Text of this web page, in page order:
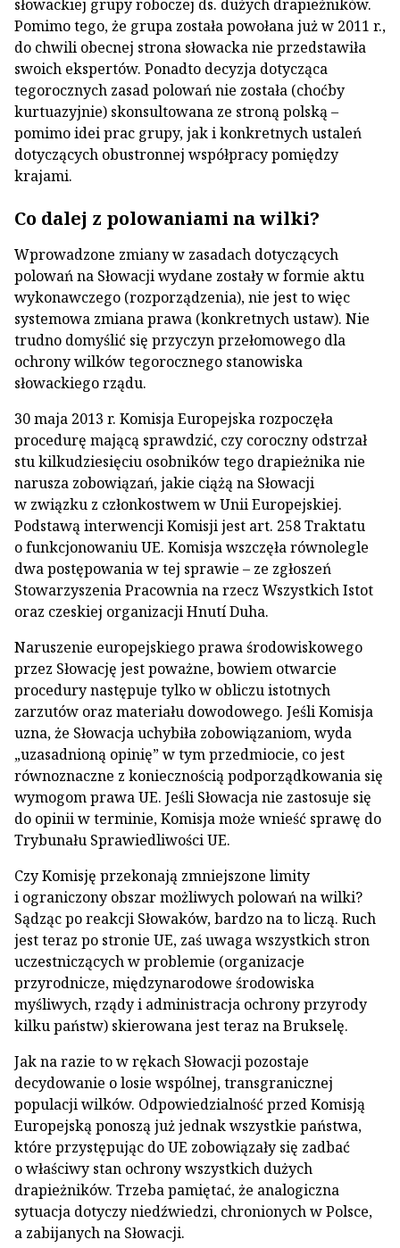
słowackiej grupy roboczej ds. dużych drapieżników.
Pomimo tego, że grupa została powołana już w 2011 r.,
do chwili obecnej strona słowacka nie przedstawiła
swoich ekspertów. Ponadto decyzja dotycząca
tegorocznych zasad polowań nie została (choćby
kurtuazyjnie) skonsultowana ze stroną polską –
pomimo idei prac grupy, jak i konkretnych ustaleń
dotyczących obustronnej współpracy pomiędzy
krajami.
Co dalej z polowaniami na wilki?
Wprowadzone zmiany w zasadach dotyczących
polowań na Słowacji wydane zostały w formie aktu
wykonawczego (rozporządzenia), nie jest to więc
systemowa zmiana prawa (konkretnych ustaw). Nie
trudno domyślić się przyczyn przełomowego dla
ochrony wilków tegorocznego stanowiska
słowackiego rządu.
30 maja 2013 r. Komisja Europejska rozpoczęła
procedurę mającą sprawdzić, czy coroczny odstrzał
stu kilkudziesięciu osobników tego drapieżnika nie
narusza zobowiązań, jakie ciążą na Słowacji
w związku z członkostwem w Unii Europejskiej.
Podstawą interwencji Komisji jest art. 258 Traktatu
o funkcjonowaniu UE. Komisja wszczęła równolegle
dwa postępowania w tej sprawie – ze zgłoszeń
Stowarzyszenia Pracownia na rzecz Wszystkich Istot
oraz czeskiej organizacji Hnutí Duha.
Naruszenie europejskiego prawa środowiskowego
przez Słowację jest poważne, bowiem otwarcie
procedury następuje tylko w obliczu istotnych
zarzutów oraz materiału dowodowego. Jeśli Komisja
uzna, że Słowacja uchybiła zobowiązaniom, wyda
„uzasadnioną opinię” w tym przedmiocie, co jest
równoznaczne z koniecznością podporządkowania się
wymogom prawa UE. Jeśli Słowacja nie zastosuje się
do opinii w terminie, Komisja może wnieść sprawę do
Trybunału Sprawiedliwości UE.
Czy Komisję przekonają zmniejszone limity
i ograniczony obszar możliwych polowań na wilki?
Sądząc po reakcji Słowaków, bardzo na to liczą. Ruch
jest teraz po stronie UE, zaś uwaga wszystkich stron
uczestniczących w problemie (organizacje
przyrodnicze, międzynarodowe środowiska
myśliwych, rządy i administracja ochrony przyrody
kilku państw) skierowana jest teraz na Brukselę.
Jak na razie to w rękach Słowacji pozostaje
decydowanie o losie wspólnej, transgranicznej
populacji wilków. Odpowiedzialność przed Komisją
Europejską ponoszą już jednak wszystkie państwa,
które przystępując do UE zobowiązały się zadbać
o właściwy stan ochrony wszystkich dużych
drapieżników. Trzeba pamiętać, że analogiczna
sytuacja dotyczy niedźwiedzi, chronionych w Polsce,
a zabijanych na Słowacji.